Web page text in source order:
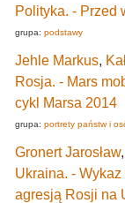
Polityka. - Przed
grupa: podstawy
Jehle Markus,
Rosja. - Mars
cykl Marsa 2014
grupa: portrety państw i
Gronert Jarosław,
Ukraina. -
agresją Rosji na